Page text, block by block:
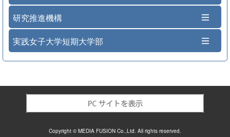
研究推進機構
実践女子大学短期大学部
Copyright © MEDIA FUSION Co.,Ltd. All rights reserved.